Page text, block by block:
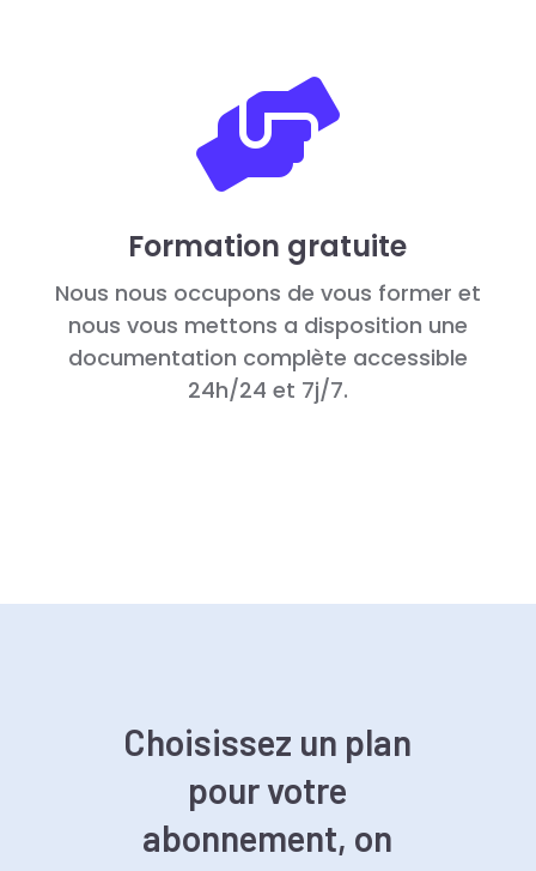

Formation gratuite
Nous nous occupons de vous former et
nous vous mettons a disposition une
documentation complète accessible
24h/24 et 7j/7.
Choisissez un plan
pour votre
abonnement, on